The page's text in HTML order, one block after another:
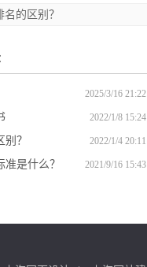
的区别？
2025/3/16
2022/1/8
2022/1/4
？
2021/9/16
准是什么？